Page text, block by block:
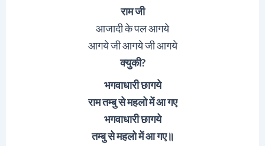
राम जी
आजादी के पल आगये
आगये जी आगये जी आगये
क्युकी?
भगवाधारी छागये
राम तम्बु से महलो में आ गए
भगवाधारी छागये
तम्बु से महलो में आ गए॥